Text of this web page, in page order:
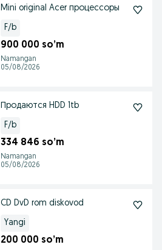
Mini original Acer процессоры
F/b
900 000 so’m
Namangan
05/08/2026
Продаются HDD 1tb
F/b
334 846 so’m
Namangan
05/08/2026
CD DvD rom diskovod
Yangi
200 000 so’m